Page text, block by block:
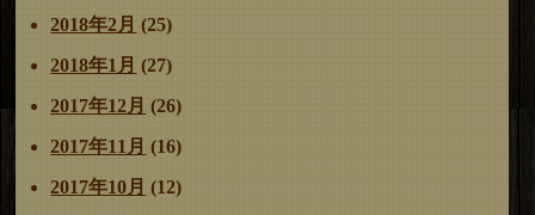
2018年2月 (25)
2018年1月 (27)
2017年12月 (26)
2017年11月 (16)
2017年10月 (12)